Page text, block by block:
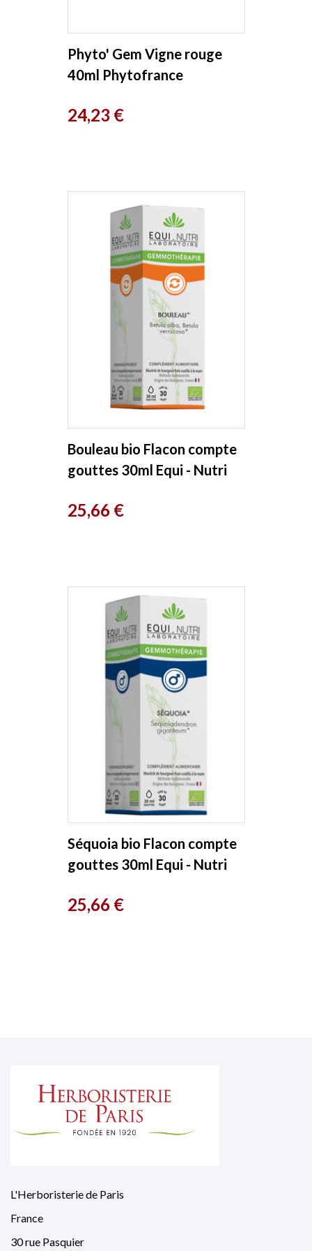
Phyto' Gem Vigne rouge
40ml Phytofrance
Prix
24,23 €
Bouleau bio Flacon compte
gouttes 30ml Equi - Nutri
Prix
25,66 €
Séquoia bio Flacon compte
gouttes 30ml Equi - Nutri
Prix
25,66 €
L'Herboristerie de Paris
France
30 rue Pasquier